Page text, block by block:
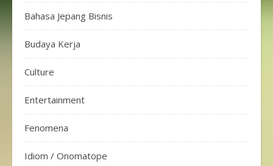
Bahasa Jepang Bisnis
Budaya Kerja
Culture
Entertainment
Fenomena
Idiom / Onomatope